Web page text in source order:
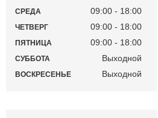
СРЕДА 09:00 18:00
ЧЕТВЕРГ 09:00 18:00
ПЯТНИЦА 09:00 18:00
СУББОТА Выходной
ВОСКРЕСЕНЬЕ Выходной